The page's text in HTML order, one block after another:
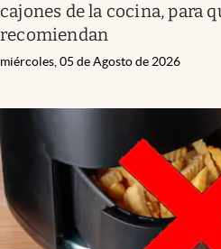
cajones de la cocina, para
recomiendan
miércoles, 05 de Agosto de 2026